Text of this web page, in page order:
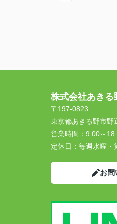
株式会社あき
〒197-0823
東京都あきる野市野
営業時間： 9:00～
定休日： 毎週水曜・
お問